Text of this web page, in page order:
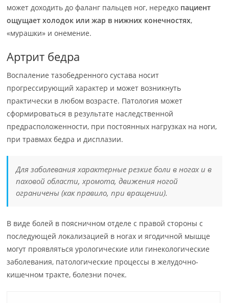
может доходить до фаланг пальцев ног, нередко пациент
ощущает холодок или жар в нижних конечностях,
«мурашки» и онемение.
Артрит бедра
Воспаление тазобедренного сустава носит
прогрессирующий характер и может возникнуть
практически в любом возрасте. Патология может
сформироваться в результате наследственной
предрасположенности, при постоянных нагрузках на ноги,
при травмах бедра и дисплазии.
Для заболевания характерные резкие боли в ногах и в
паховой области, хромота, движения ногой
ограничены (как правило, при вращении).
В виде болей в поясничном отделе с правой стороны с
последующей локализацией в ногах и ягодичной мышце
могут проявляться урологические или гинекологические
заболевания, патологические процессы в желудочно-
кишечном тракте, болезни почек.